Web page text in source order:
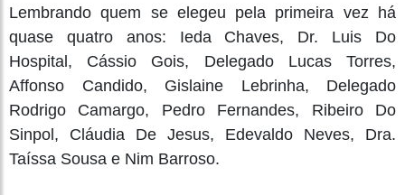
Lembrando quem se elegeu pela primeira vez há
quase quatro anos: Ieda Chaves, Dr. Luis Do
Hospital, Cássio Gois, Delegado Lucas Torres,
Affonso Candido, Gislaine Lebrinha, Delegado
Rodrigo Camargo, Pedro Fernandes, Ribeiro Do
Sinpol, Cláudia De Jesus, Edevaldo Neves, Dra.
Taíssa Sousa e Nim Barroso.